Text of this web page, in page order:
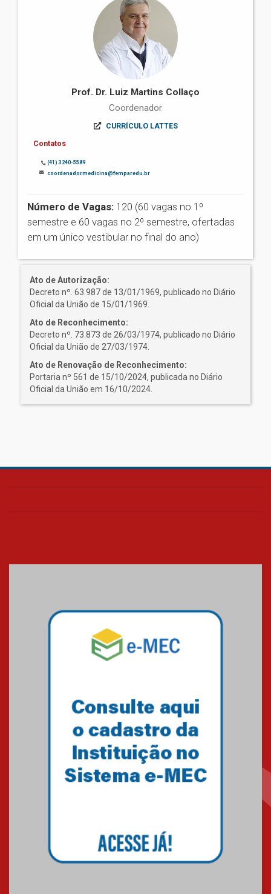
Prof. Dr. Luiz Martins Collaço
Coordenador
CURRÍCULO LATTES
Contatos
(41) 3240-5589
coordenador.medicina@fempar.edu.br
Número de Vagas: 120 (60 vagas no 1º
semestre e 60 vagas no 2º semestre, ofertadas
em um único vestibular no final do ano)
Ato de Autorização:
Decreto nº. 63.987 de 13/01/1969, publicado no Diário
Oficial da União de 15/01/1969.
Ato de Reconhecimento:
Decreto nº. 73.873 de 26/03/1974, publicado no Diário
Oficial da União de 27/03/1974.
Ato de Renovação de Reconhecimento:
Portaria nº 561 de 15/10/2024, publicada no Diário
Oficial da União em 16/10/2024.